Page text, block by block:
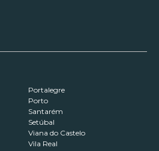
Portalegre
Porto
Santarém
Setúbal
Viana do Castelo
Vila Real